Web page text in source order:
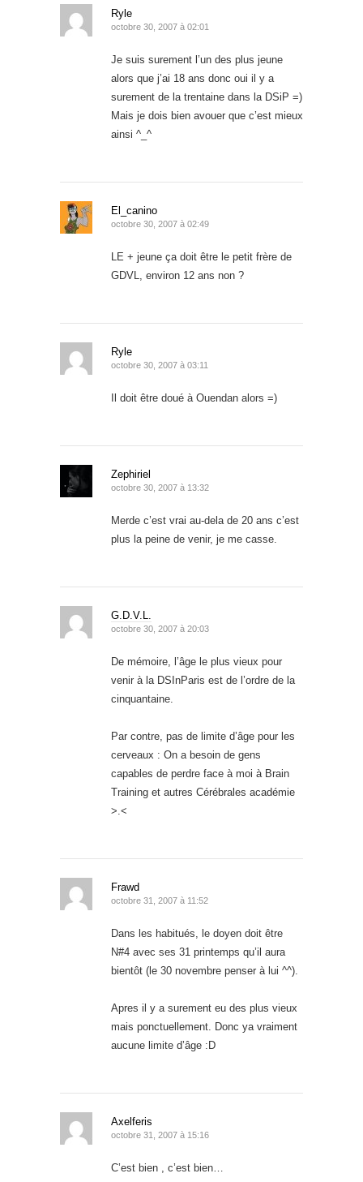
Ryle
octobre 30, 2007 à 02:01
Je suis surement l’un des plus jeune
alors que j’ai 18 ans donc oui il y a
surement de la trentaine dans la DSiP =)
Mais je dois bien avouer que c’est mieux
ainsi ^_^
El_canino
octobre 30, 2007 à 02:49
LE + jeune ça doit être le petit frère de
GDVL, environ 12 ans non ?
Ryle
octobre 30, 2007 à 03:11
Il doit être doué à Ouendan alors =)
Zephiriel
octobre 30, 2007 à 13:32
Merde c’est vrai au-dela de 20 ans c’est
plus la peine de venir, je me casse.
G.D.V.L.
octobre 30, 2007 à 20:03
De mémoire, l’âge le plus vieux pour
venir à la DSInParis est de l’ordre de la
cinquantaine.
Par contre, pas de limite d’âge pour les
cerveaux : On a besoin de gens
capables de perdre face à moi à Brain
Training et autres Cérébrales académie
>.<
Frawd
octobre 31, 2007 à 11:52
Dans les habitués, le doyen doit être
N#4 avec ses 31 printemps qu’il aura
bientôt (le 30 novembre penser à lui ^^).
Apres il y a surement eu des plus vieux
mais ponctuellement. Donc ya vraiment
aucune limite d’âge :D
Axelferis
octobre 31, 2007 à 15:16
C’est bien , c’est bien…